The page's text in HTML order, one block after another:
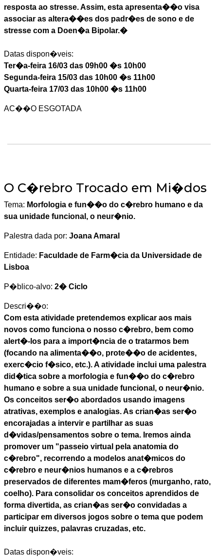
resposta ao stresse. Assim, esta apresenta��o visa
associar as altera��es dos padr�es de sono e de
stresse com a Doen�a Bipolar.�
Datas dispon�veis:
Ter�a-feira 16/03 das 09h00 �s 10h00
Segunda-feira 15/03 das 10h00 �s 11h00
Quarta-feira 17/03 das 10h00 �s 11h00
AC��O ESGOTADA
O C�rebro Trocado em Mi�dos
Tema: Morfologia e fun��o do c�rebro humano e da
sua unidade funcional, o neur�nio.
Palestra dada por: Joana Amaral
Entidade: Faculdade de Farm�cia da Universidade de
Lisboa
P�blico-alvo: 2� Ciclo
Descri��o:
Com esta atividade pretendemos explicar aos mais
novos como funciona o nosso c�rebro, bem como
alert�-los para a import�ncia de o tratarmos bem
(focando na alimenta��o, prote��o de acidentes,
exerc�cio f�sico, etc.). A atividade inclui uma palestra
did�tica sobre a morfologia e fun��o do c�rebro
humano e sobre a sua unidade funcional, o neur�nio.
Os conceitos ser�o abordados usando imagens
atrativas, exemplos e analogias. As crian�as ser�o
encorajadas a intervir e partilhar as suas
d�vidas/pensamentos sobre o tema. Iremos ainda
promover um "passeio virtual pela anatomia do
c�rebro", recorrendo a modelos anat�micos do
c�rebro e neur�nios humanos e a c�rebros
preservados de diferentes mam�feros (murganho, rato,
coelho). Para consolidar os conceitos aprendidos de
forma divertida, as crian�as ser�o convidadas a
participar em diversos jogos sobre o tema que podem
incluir quizzes, palavras cruzadas, etc.
Datas dispon�veis: